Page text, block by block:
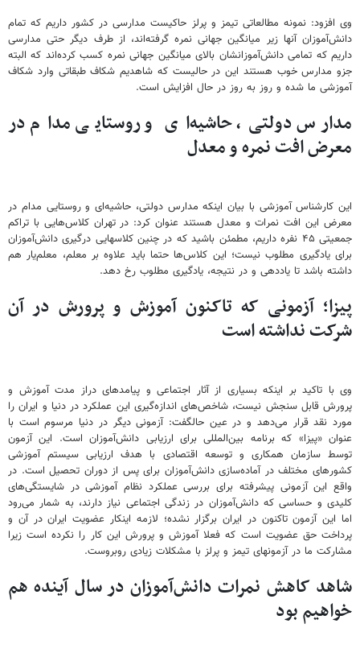
وی افزود: نمونه مطالعاتی تیمز و پرلز حاکیست مدارسی در کشور داریم که تمام
دانش‌آموزان آنها زیر میانگین جهانی نمره گرفته‌اند، از طرف دیگر حتی مدارسی
داریم که تمامی دانش‌آموزانشان بالای میانگین جهانی نمره کسب کرده‌اند که البته
جزو مدارس خوب هستند این در حالیست که شاهدیم شکاف طبقاتی وارد شکاف
آموزشی ما شده و روز به روز در حال افزایش است.
مدارس دولتی، حاشیه‌ای و روستایی مدام در
معرض افت نمره و معدل
این کارشناس آموزشی با بیان اینکه مدارس دولتی، حاشیه‌ای و روستایی مدام در
معرض این افت نمرات و معدل هستند عنوان کرد: در تهران کلاس‌هایی با تراکم
جمعیتی ۴۵ نفره داریم، مطمئن باشید که در چنین کلاسهایی درگیری دانش‌آموزان
برای یادگیری مطلوب نیست؛ این کلاس‌ها حتما باید علاوه بر معلم، معلم‌یار هم
داشته باشد تا یاددهی و در نتیجه، یادگیری مطلوب رخ دهد.
پیزا؛ آزمونی که تاکنون آموزش و پرورش در آن
شرکت نداشته است
وی با تاکید بر اینکه بسیاری از آثار اجتماعی و پیامدهای دراز مدت آموزش و
پرورش قابل سنجش نیست، شاخص‌های اندازه‌گیری این عملکرد در دنیا و ایران را
مورد نقد قرار می‌دهد و در عین حالگفت: آزمونی دیگر در دنیا مرسوم است با
عنوان «پیزا» که برنامه‌ بین‌المللی برای ارزیابی دانش‌آموزان است. این آزمون
توسط سازمان همکاری و توسعه اقتصادی با هدف ارزیابی سیستم آموزشی
کشورهای مختلف در آماده‌سازی دانش‌آموزان برای پس ‌از دوران تحصیل است. در
واقع این آزمونی پیشرفته‌ برای بررسی عملکرد نظام آموزشی در شایستگی‌های
کلیدی و حساسی که دانش‌آموزان در زندگی اجتماعی نیاز دارند، به شمار می‌رود
اما این آزمون تاکنون در ایران برگزار نشده؛ لازمه اینکار عضویت ایران در آن و
پرداخت حق عضویت است که فعلا آموزش و پرورش این کار را نکرده است زیرا
مشارکت ما در آزمونهای تیمز و پرلز با مشکلات زیادی روبروست.
شاهد کاهش نمرات دانش‌آموزان در سال آینده هم
خواهیم بود